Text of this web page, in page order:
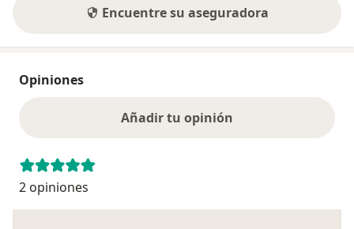
Encuentre su aseguradora
Opiniones
Añadir tu opinión
2 opiniones